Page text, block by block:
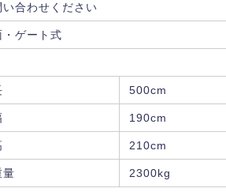
い合わせください
・ゲート式
500cm
190cm
210cm
量 2300kg